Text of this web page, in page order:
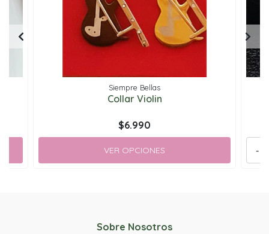
Siempre Bellas
Collar Violin
$6.990
VER OPCIONES -
Sobre Nosotros